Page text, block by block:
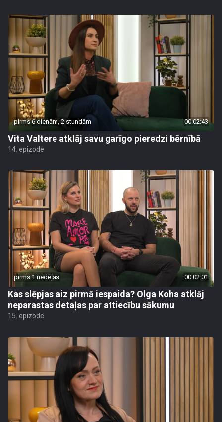
pirms 6 dienām, 2 stundām 00:02:43
Vita Valtere atklāj savu garīgo pieredzi bērnībā
14. epizode
pirms 1 nedēļas 00:02:01
Kas slēpjas aiz pirmā iespaida? Olga Koha atklāj
neparastas detaļas par attiecību sākumu
15. epizode